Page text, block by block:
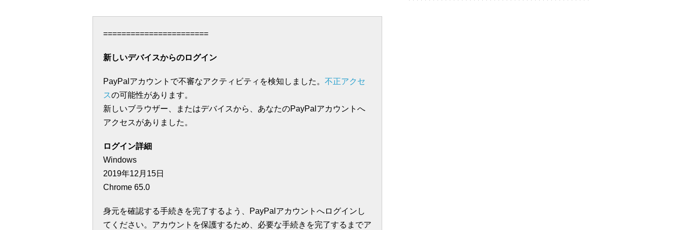
=======================
新しいデバイスからのログイン
PayPalアカウントで不審なアクティビティを検知しました。 不正アクセ
スの可能性があります。
新しいブラウザー、またはデバイスから、あなたのPayPalアカウントへ
アクセスがありました。
ログイン詳細
Windows
2019年12月15日
Chrome 65.0
身元を確認する手続きを完了するよう、PayPalアカウントへログインし
てください。アカウントを保護するため、必要な手続きを完了するまでア